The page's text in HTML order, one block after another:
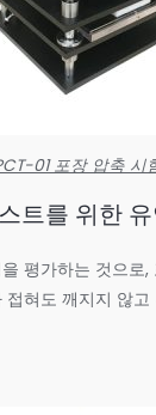
01 포장 압축 시
트를 위한
평가하는 것으로,
접혀도 깨지지 않